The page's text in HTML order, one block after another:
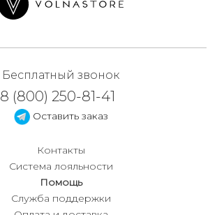
Бесплатный звонок
8 (800) 250-81-41
Оставить заказ
Контакты
Система лояльности
Помощь
Служба поддержки